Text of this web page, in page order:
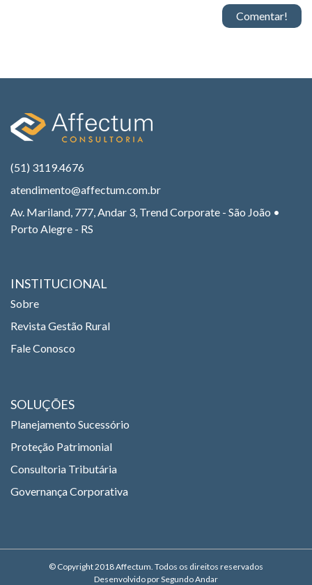
(51) 3119.4676
atendimento@affectum.com.br
Av. Mariland, 777, Andar 3, Trend Corporate - São João •
Porto Alegre - RS
INSTITUCIONAL
Sobre
Revista Gestão Rural
Fale Conosco
SOLUÇÕES
Planejamento Sucessório
Proteção Patrimonial
Consultoria Tributária
Governança Corporativa
© Copyright 2018 Affectum. Todos os direitos reservados
Desenvolvido por Segundo Andar